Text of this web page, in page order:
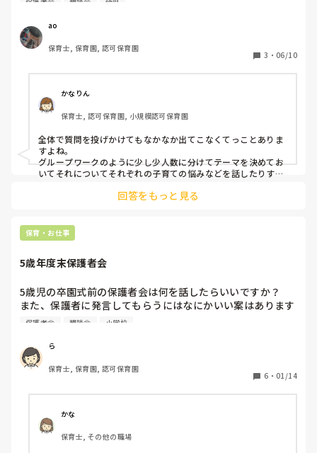
いてお話してもらおうかなと思っています。
何かいい話題、盛り上がる質問など教えていただきたいです
🙇‍♀️
ao
保育士, 保育園, 認可保育園
3 ・ 06/10
かなりん
保育士, 認可保育園, 小規模認可保育園
全体で質問を投げかけてもなかなか出てこなくてっことありま
すよね。
グループワークのように少し少人数に分けてテーマを決めてお
いてそれについてそれぞれの子育ての悩みなどを話したりする
そこに保育者がそれぞれ周って話を聞いたりというのもいいと
回答をもっと見る
保育・お仕事
5歳年度末保護者会
5歳児の卒園式前の保護者会は何を話したらいいですか？
また、保護者に発言してもらうにはなにかいい案はあります
か？ちなみに所要時間は30分です。
例:６年間で成長したところを発表してもらう
例:６年間の成長記録をスライドショーで流す
えていただけると嬉しいです。
保護者会 懇談会 小学校
ら
保育士, 保育園, 認可保育園
6 ・ 01/14
かな
保育士, その他の職場